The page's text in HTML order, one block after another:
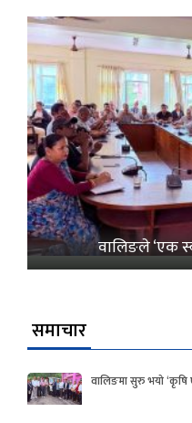
वालिङले ‘एक
समाचार
वालिङमा सुरु भयो ‘कृषि